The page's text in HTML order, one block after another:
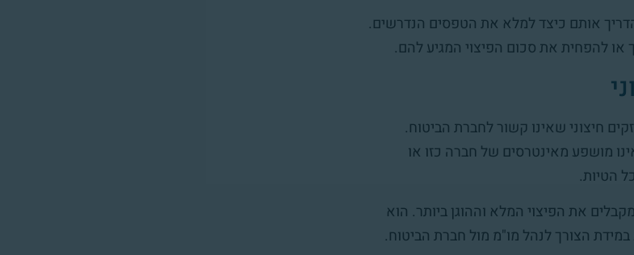
אותם כיצד למלא את הטפסים הנדרשים.
או להפחית את סכום הפיצוי המגיע להם.
חיצוני שאינו קשור לחברת הביטוח.
מושפע מאינטרסים של חברה כזו או
הטיות.
את הפיצוי המלא וההוגן ביותר. הוא
הצורך לנהל מו"מ מול חברת הביטוח.